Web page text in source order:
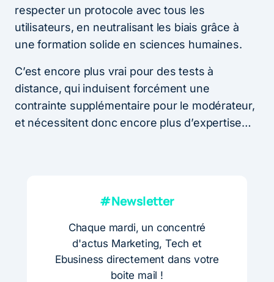
respecter un protocole avec tous les
utilisateurs, en neutralisant les biais grâce à
une formation solide en sciences humaines.
C’est encore plus vrai pour des tests à
distance, qui induisent forcément une
contrainte supplémentaire pour le modérateur,
et nécessitent donc encore plus d’expertise…
#Newsletter
Chaque mardi, un concentré
d'actus Marketing, Tech et
Ebusiness directement dans votre
boite mail !